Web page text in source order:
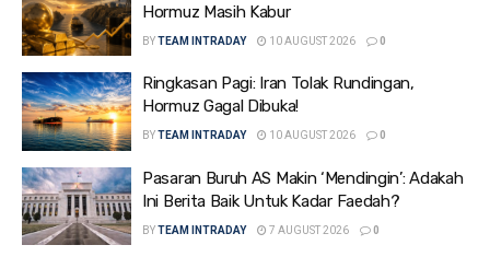
Hormuz Masih Kabur
BYTEAM INTRADAY 10 AUGUST 2026 0
Ringkasan Pagi: Iran Tolak Rundingan,
Hormuz Gagal Dibuka!
BYTEAM INTRADAY 10 AUGUST 2026 0
Pasaran Buruh AS Makin ‘Mendingin’: Adakah
Ini Berita Baik Untuk Kadar Faedah?
BYTEAM INTRADAY 7 AUGUST 2026 0